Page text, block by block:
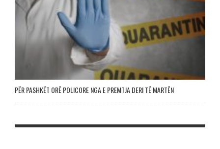
PËR PASHKËT ORË POLICORE NGA E PREMTJA DERI TË MARTËN